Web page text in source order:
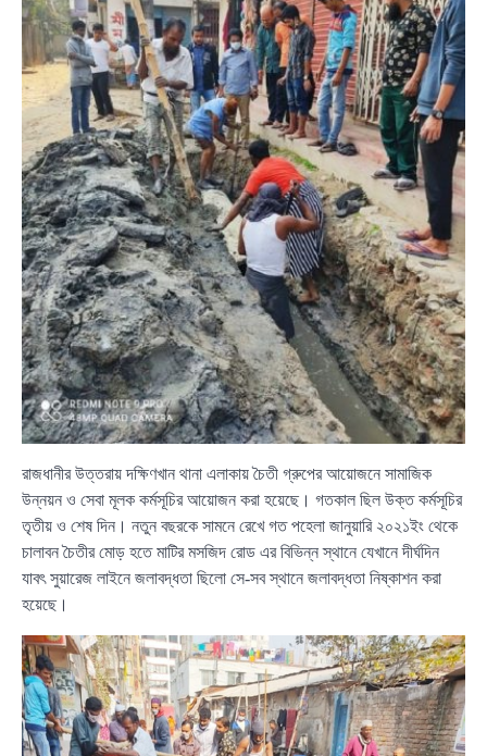
রাজধানীর উত্তরায় দক্ষিণখান থানা এলাকায় চৈতী গ্রুপের আয়োজনে সামাজিক
উন্নয়ন ও সেবা মূলক কর্মসূচির আয়োজন করা হয়েছে। গতকাল ছিল উক্ত কর্মসূচির
তৃতীয় ও শেষ দিন। নতুন বছরকে সামনে রেখে গত পহেলা জানুয়ারি ২০২১ইং থেকে
চালাবন চৈতীর মোড় হতে মাটির মসজিদ রোড এর বিভিন্ন স্থানে যেখানে দীর্ঘদিন
যাবৎ সুয়ারেজ লাইনে জলাবদ্ধতা ছিলো সে-সব স্থানে জলাবদ্ধতা নিষ্কাশন করা
হয়েছে।